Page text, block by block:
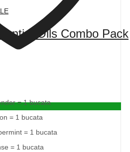
Oils Combo Pack
= 1 bucata
= 1 bucata
= 1 bucata
= 1 bucata